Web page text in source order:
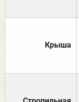
Крыша